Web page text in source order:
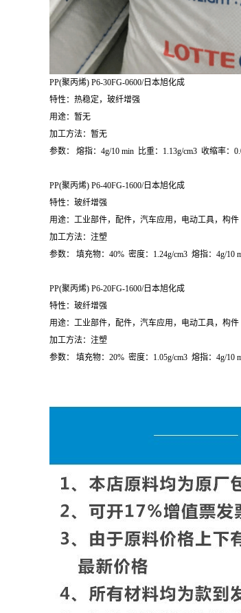
PP(聚丙烯) P6-30FG-0600/日本旭化成
特性：热稳定，玻纤增强
用途：暂无
加工方法：暂无
参数：
熔指： 4g/10 min 比重： 1.13g/cm3 收缩率：
PP(聚丙烯) P6-40FG-1600/日本旭化成
特性：玻纤增强
用途：工业部件，配件，汽车应用，电动工具，构件
加工方法：注塑
参数：
填充物： 40% 密度： 1.24g/cm3 熔指： 4g/10
PP(聚丙烯) P6-20FG-1600/日本旭化成
特性：玻纤增强
用途：工业部件，配件，汽车应用，电动工具，构件
加工方法：注塑
参数：
填充物： 20% 密度： 1.05g/cm3 熔指： 4g/10